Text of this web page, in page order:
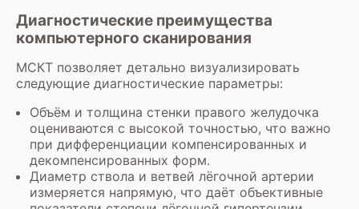
Диагностические преимущества
компьютерного сканирования
МСКТ позволяет детально визуализировать
следующие диагностические параметры:
Объём и толщина стенки правого желудочка
оцениваются с высокой точностью, что важно
при дифференциации компенсированных и
декомпенсированных форм.
Диаметр ствола и ветвей лёгочной артерии
измеряется напрямую, что даёт объективные